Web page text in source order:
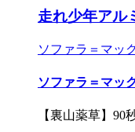
走れ少年アル
ソファラ＝マッ
ソファラ＝マッ
【裏山薬草】90